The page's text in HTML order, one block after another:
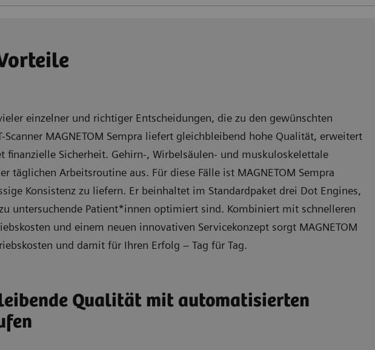
einzelner und richtiger Entscheidungen, die zu den gewünschten
Scanner MAGNETOM Sempra liefert gleichbleibend hohe Qualität, erweitert
Sicherheit. Gehirn-, Wirbelsäulen- und muskuloskelettale
täglichen Arbeitsroutine aus. Für diese Fälle ist MAGNETOM Sempra
Konsistenz zu liefern. Er beinhaltet im Standardpaket drei Dot Engines,
untersuchende Patient*innen optimiert sind. Kombiniert mit schnelleren
und einem neuen innovativen Servicekonzept sorgt MAGNETOM
und damit für Ihren Erfolg ‒ Tag für Tag.
Qualität mit automatisierten